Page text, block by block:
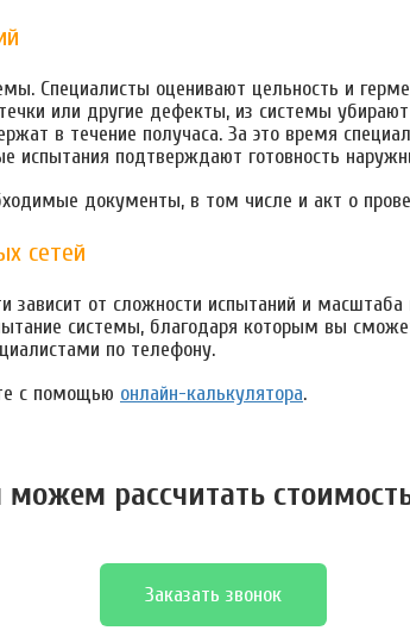
Специалисты оценивают цельность и
или другие дефекты, из системы
в течение получаса. За это время
подтверждают готовность
документы, в том числе и акт о
сетей
зависит от сложности испытаний и
системы, благодаря которым вы
по телефону.
с помощью онлайн-калькулятора.
расcчитать
Заказать звонок